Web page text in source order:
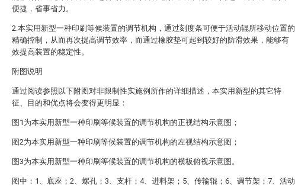
便捷，省事省力。
2.本实用新型一种印刷等候装置的调节机构，通过刻度条可便于活动辊所移动位置的
精确控制，从而再次提高调节效率，而通过橡胶垫可起到较好的防滑效果，能够有
效提高装置的稳定性。
附图说明
通过阅读参照以下附图对非限制性实施例所作的详细描述，本实用新型的其它特
征、目的和优点将会变得更明显：
图1为本实用新型一种印刷等候装置的调节机构的正视结构示意图；
图2为本实用新型一种印刷等候装置的调节机构的左视结构示意图；
图3为本实用新型一种印刷等候装置的调节机构的横板俯视示意图。
图中：1、底座；2、螺孔；3、支杆；4、进料架；5、传输辊；6、调节架；7、活动